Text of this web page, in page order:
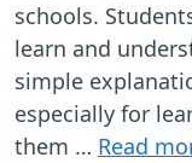
schools.
learn and
simple
especially for
them … Read